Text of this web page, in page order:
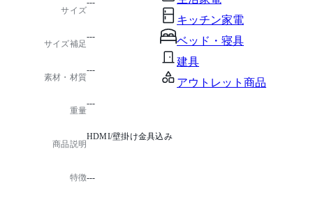
キッチン家電
ベッド・寝具
建具
アウトレット商品
サイズ
---
サイズ補足
---
素材・材質
---
重量
---
商品説明
HDMI/壁掛け金具込み
特徴---